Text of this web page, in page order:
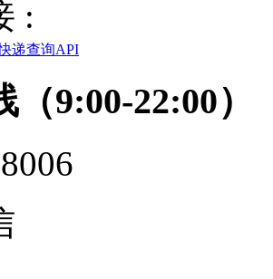
:
递查询API
9:00-22:00）